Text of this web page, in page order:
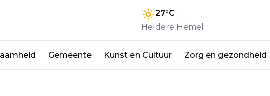
27°C
Heldere Hemel
Gemeente Kunst en Cultuur Zorg en gezondheid